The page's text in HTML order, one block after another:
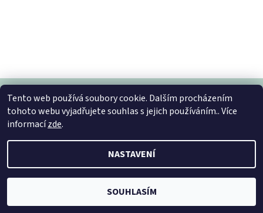
2026 © Vytvorsidomov, všechna práva vyhrazena
Vytvořil Shoptet
Tento web používá soubory cookie. Dalším procházením
tohoto webu vyjadřujete souhlas s jejich používáním.. Více
informacízde.
NASTAVENÍ
SOUHLASÍM